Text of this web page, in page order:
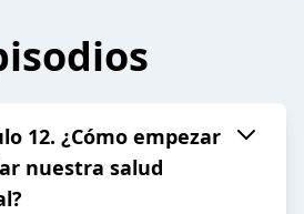
12. ¿Cómo empezar
nuestra salud